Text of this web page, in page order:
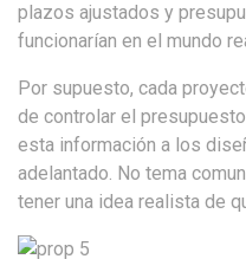
plazos ajustados y
funcionarían en el mundo
Por supuesto, cada
de controlar el
esta información a los
adelantado. No tema
tener una idea realista de